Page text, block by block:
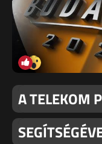
A TELEKOM